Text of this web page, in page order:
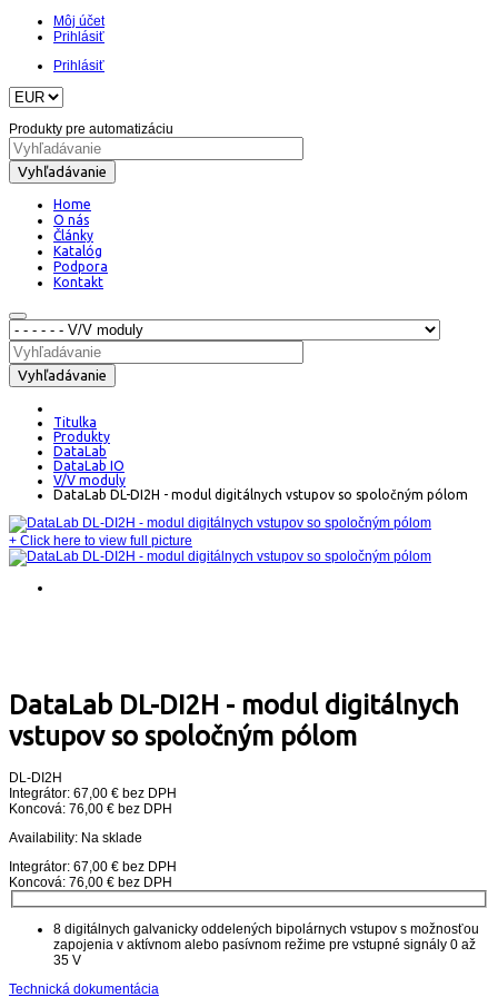
Môj účet
Prihlásiť
Prihlásiť
Produkty pre automatizáciu
Vyhľadávanie
Home
O nás
Články
Katalóg
Podpora
Kontakt
Vyhľadávanie
Titulka
Produkty
DataLab
DataLab IO
V/V moduly
DataLab DL-DI2H - modul digitálnych vstupov so spoločným pólom
+ Click here to view full picture
DataLab DL-DI2H - modul digitálnych
vstupov so spoločným pólom
DL-DI2H
Integrátor: 67,00 € bez DPH
Koncová: 76,00 € bez DPH
Availability: Na sklade
Integrátor: 67,00 € bez DPH
Koncová: 76,00 € bez DPH
8 digitálnych galvanicky oddelených bipolárnych vstupov s možnosťou
zapojenia v aktívnom alebo pasívnom režime pre vstupné signály 0 až
35 V
Technická dokumentácia